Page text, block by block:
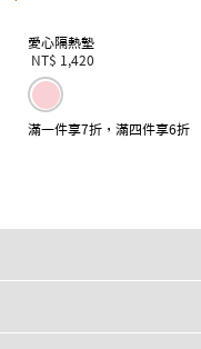
愛心隔熱墊
NT$ 1,420
滿一件享7折，滿四件享6折